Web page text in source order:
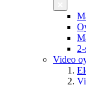
Video